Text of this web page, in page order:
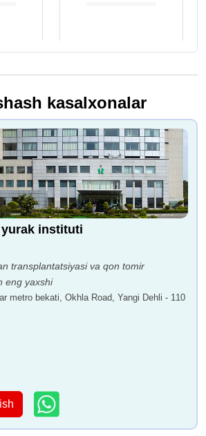
kasalxonalar
instituti
transplantatsiyasi va qon tomir
eng yaxshi
metro bekati, Okhla Road, Yangi Dehli - 110